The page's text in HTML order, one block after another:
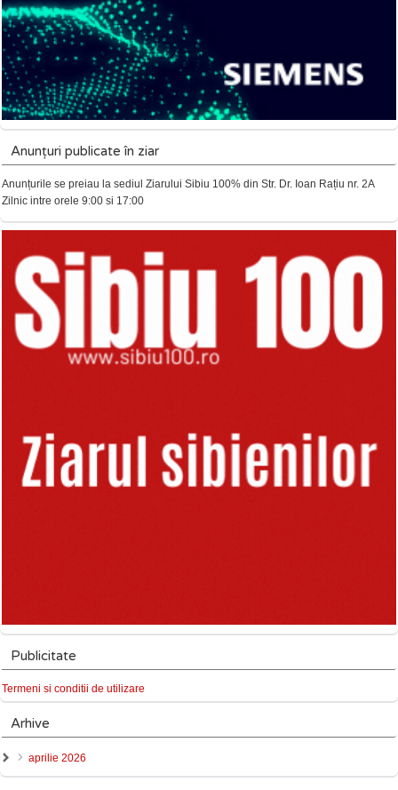
Anunțuri publicate în ziar
Anunțurile se preiau la sediul Ziarului Sibiu 100% din Str. Dr. Ioan Rațiu nr. 2A
Zilnic intre orele 9:00 si 17:00
Publicitate
Termeni si conditii de utilizare
Arhive
aprilie 2026